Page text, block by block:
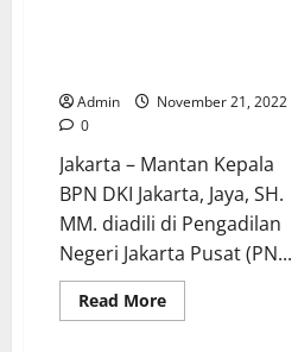
Admin
November 21, 2022
0
Jakarta – Mantan Kepala
BPN DKI Jakarta, Jaya, SH.
MM. diadili di Pengadilan
Negeri Jakarta Pusat (PN...
Read MoreRead
more